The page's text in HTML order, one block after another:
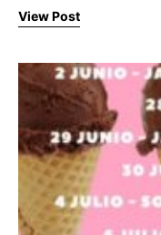
View Post